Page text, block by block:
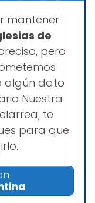
mantener
de
pero
algún dato
Nuestra
te
para que